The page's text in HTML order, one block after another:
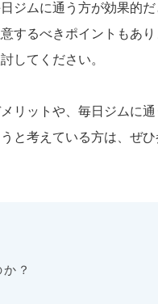
ジムに通う方が効果的
するべきポイントもあ
してください。
リットや、毎日ジムに
と考えている方は、ぜひ
？